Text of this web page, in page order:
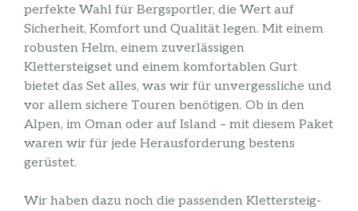
perfekte Wahl für Bergsportler, die Wert auf
Sicherheit, Komfort und Qualität legen. Mit einem
robusten Helm, einem zuverlässigen
Klettersteigset und einem komfortablen Gurt
bietet das Set alles, was wir für unvergessliche und
vor allem sichere Touren benötigen. Ob in den
Alpen, im Oman oder auf Island – mit diesem Paket
waren wir für jede Herausforderung bestens
gerüstet.
Wir haben dazu noch die passenden Klettersteig-